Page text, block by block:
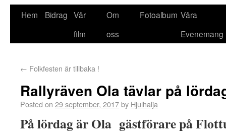
Hem Bidrag Vår
film
Om
oss
Fotoalbum Våra
Evenemang
← Folkfesten är tillbaka !
Rallyräven Ola tävlar på
Posted on 29 september, 2017by Hjulhalja
På lördag är Ola gästförare på